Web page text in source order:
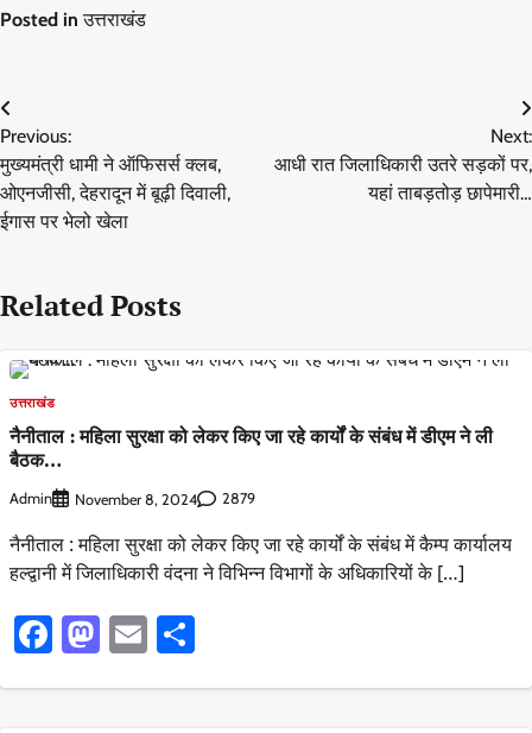
Posted inउत्तराखंड
Post
navigation
Previous:
मुख्यमंत्री धामी ने ऑफिसर्स क्लब,
ओएनजीसी, देहरादून में बूढ़ी दिवाली,
ईगास पर भेलो खेला
Next:
आधी रात जिलाधिकारी उतरे सड़कों पर,
यहां ताबड़तोड़ छापेमारी…
Related Posts
उत्तराखंड
नैनीताल : महिला सुरक्षा को लेकर किए जा रहे कार्यों के संबंध में डीएम ने ली
बैठक…
Admin November 8, 2024 2879
नैनीताल : महिला सुरक्षा को लेकर किए जा रहे कार्यों के संबंध में कैम्प कार्यालय
हल्द्वानी में जिलाधिकारी वंदना ने विभिन्न विभागों के अधिकारियों के […]
Facebook
Mastodon
Email